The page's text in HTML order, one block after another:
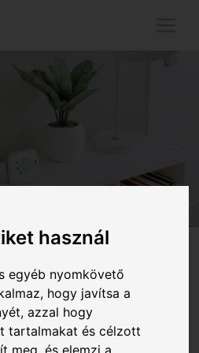
használ
egyéb nyomkövető
hogy javítsa a
azzal hogy
tartalmakat és célzott
vészjelzők